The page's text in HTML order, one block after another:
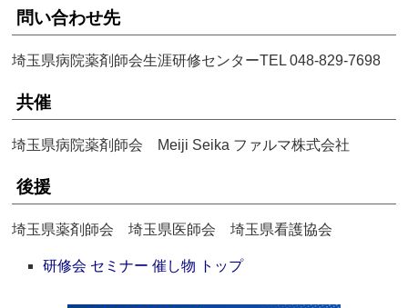
問い合わせ先
埼玉県病院薬剤師会生涯研修センターTEL 048-829-7698
共催
埼玉県病院薬剤師会 Meiji Seika ファルマ株式会社
後援
埼玉県薬剤師会 埼玉県医師会 埼玉県看護協会
研修会 セミナー 催し物 トップ